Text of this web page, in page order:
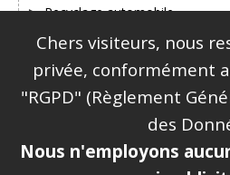
Recyclage automobile
SUIVEZ-NOUS SUR
Chers visiteurs, nous
privée, conformément
"RGPD" (Règlement
des
Nous n'employons